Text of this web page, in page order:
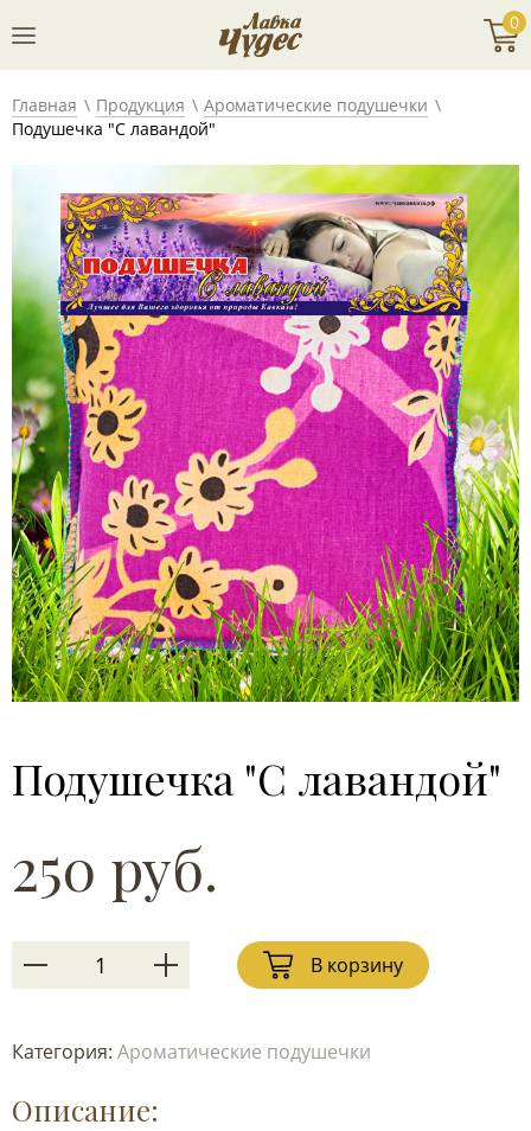
0
Главная Продукция
Ароматические подушечки
Подушечка "С лавандой"
Подушечка "С лавандой"
250 руб.
В корзину
Категория: Ароматические подушечки
Описание: